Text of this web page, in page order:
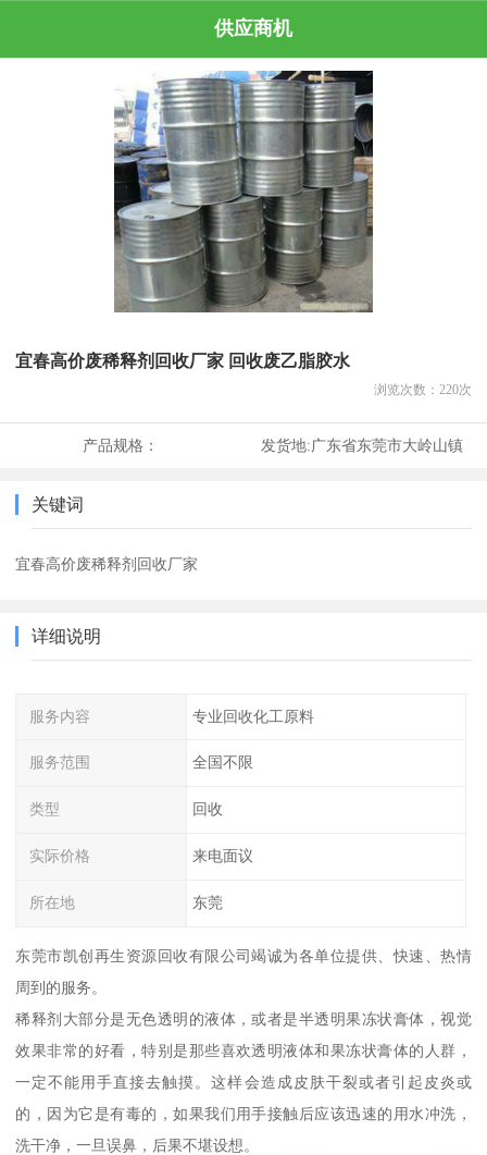
供应商机
宜春高价废稀释剂回收厂家 回收废乙脂胶水
浏览次数： 220次
产品规格： 发货地:广东省东莞市大岭山镇
关键词
宜春高价废稀释剂回收厂家
详细说明
服务内容 专业回收化工原料
服务范围 全国不限
类型 回收
实际价格 来电面议
所在地 东莞
东莞市凯创再生资源回收有限公司竭诚为各单位提供、快速、热情
周到的服务。
稀释剂大部分是无色透明的液体，或者是半透明果冻状膏体，视觉
效果非常的好看，特别是那些喜欢透明液体和果冻状膏体的人群，
一定不能用手直接去触摸。这样会造成皮肤干裂或者引起皮炎或
的，因为它是有毒的，如果我们用手接触后应该迅速的用水冲洗，
洗干净，一旦误鼻，后果不堪设想。